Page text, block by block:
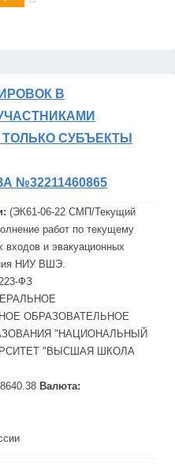
В
СУБЪЕКТЫ
№32211460865
(ЭК61-06-22 СМП/Текущий
работ по текущему
входов и эвакуационных
НИУ ВШЭ.
ФЗ
ОБРАЗОВАТЕЛЬНОЕ
"НАЦИОНАЛЬНЫЙ
"ВЫСШАЯ ШКОЛА
Валюта: